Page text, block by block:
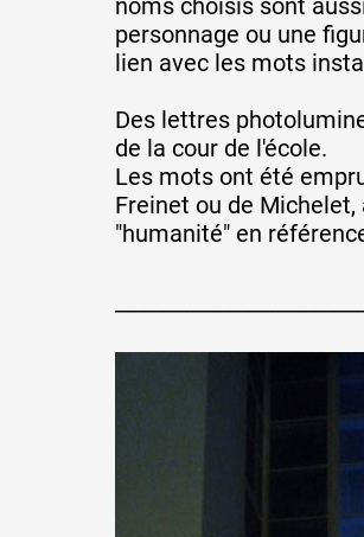
noms choisis sont
personnage ou une
lien avec les mots
Des lettres
de la cour de l'école.
Les mots ont été
Freinet ou de
"humanité" en